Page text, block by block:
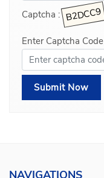
Captcha :
Enter Captcha Code
NAVIGATIONS